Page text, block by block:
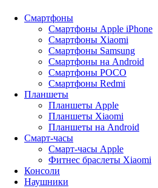
Смартфоны
Смартфоны Apple iPhone
Смартфоны Хiaomi
Смартфоны Samsung
Смартфоны на Android
Смартфоны POCO
Смартфоны Redmi
Планшеты
Планшеты Apple
Планшеты Xiaomi
Планшеты на Android
Смарт-часы
Смарт-часы Apple
Фитнес браслеты Xiaomi
Консоли
Наушники